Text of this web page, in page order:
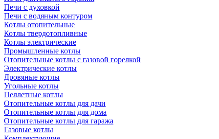
Печи с духовкой
Печи с водяным контуром
Котлы отопительные
Котлы твердотопливные
Котлы электрические
Промышленные котлы
Отопительные котлы с газовой горелкой
Электрические котлы
Дровяные котлы
Угольные котлы
Пеллетные котлы
Отопительные котлы для дачи
Отопительные котлы для дома
Отопительные котлы для гаража
Газовые котлы